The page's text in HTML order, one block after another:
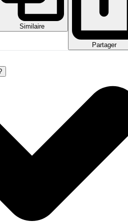
Similaire
Partager